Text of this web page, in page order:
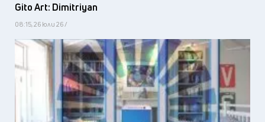
Gito Art: Dimitriyan
08:15, 26 юли 26 /